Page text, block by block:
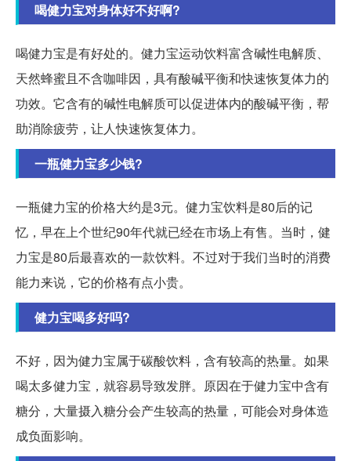
喝健力宝对身体好不好啊?
喝健力宝是有好处的。健力宝运动饮料富含碱性电解质、
天然蜂蜜且不含咖啡因，具有酸碱平衡和快速恢复体力的
功效。它含有的碱性电解质可以促进体内的酸碱平衡，帮
助消除疲劳，让人快速恢复体力。
一瓶健力宝多少钱?
一瓶健力宝的价格大约是3元。健力宝饮料是80后的记
忆，早在上个世纪90年代就已经在市场上有售。当时，健
力宝是80后最喜欢的一款饮料。不过对于我们当时的消费
能力来说，它的价格有点小贵。
健力宝喝多好吗?
不好，因为健力宝属于碳酸饮料，含有较高的热量。如果
喝太多健力宝，就容易导致发胖。原因在于健力宝中含有
糖分，大量摄入糖分会产生较高的热量，可能会对身体造
成负面影响。